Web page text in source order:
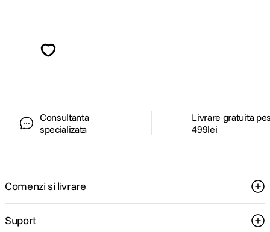
Consultanta
specializata
Livrare gratuita
499lei
Comenzi si livrare
Suport